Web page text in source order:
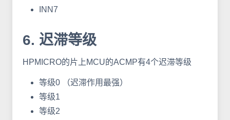
INN7
6. 迟滞等级
HPMICRO的片上MCU的ACMP有4个迟滞等级
等级0 （迟滞作用最强）
等级1
等级2